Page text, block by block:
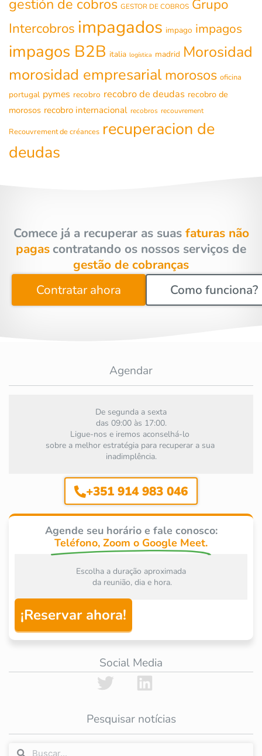
gestión de cobros GESTOR DE COBROS Grupo
Intercobros impagados impago impagos
impagos B2B italia logística madrid Morosidad
morosidad empresarialmorosos oficina
portugal pymes recobro recobro de deudas recobro de
morosos recobro internacional recobros recouvrement
Recouvrement de créances recuperacion de
deudas
Comece já a recuperar as suasfaturas não
pagas contratando os nossos serviços de
gestão de cobranças
Contratar ahora
Como funciona?
Agendar
De segunda a sexta
das 09:00 às 17:00.
Ligue-nos e iremos aconselhá-lo
sobre a melhor estratégia para recuperar a sua
inadimplência.
+351 914 983 046
Agende seu horário e fale conosco:
Teléfono, Zoom o Google Meet.
Escolha a duração aproximada
da reunião, dia e hora.
¡Reservar ahora!
Social Media
Pesquisar notícias